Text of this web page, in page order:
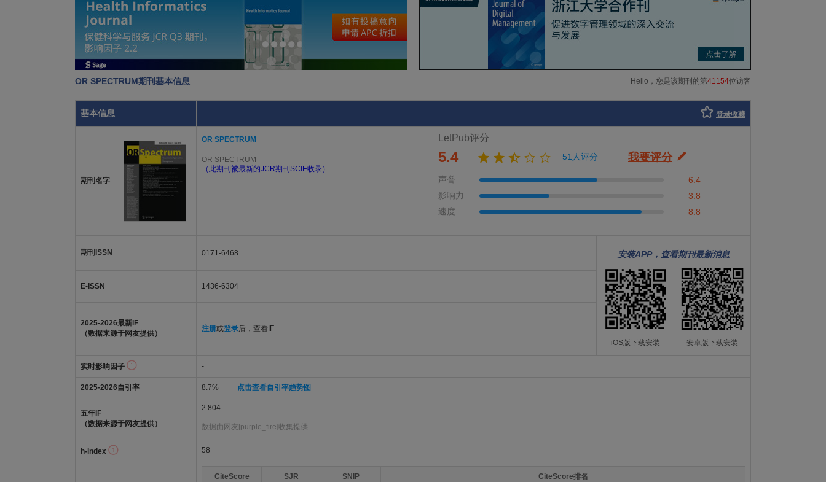
OR SPECTRUM期刊基本信息 Hello，您是该期刊的第41154位访客
基本信息 登录收藏
期刊名字
OR SPECTRUM
OR SPECTRUM
（此期刊被最新的JCR期刊SCIE收录）
LetPub评分
5.4 51人评分 我要评分
声誉
6.4
影响力
3.8
速度
8.8
期刊ISSN 0171-6468 安装APP，查看期刊最新消息
iOS版下载安装 安卓版下载安装
E-ISSN 1436-6304
2025-2026最新IF
（数据来源于网友提供）
注册或登录后，查看IF
实时影响因子 -
2025-2026自引率 8.7% 点击查看自引率趋势图
五年IF
（数据来源于网友提供）
2.804
数据由网友[purple_fire]收集提供
h-index 58
CiteScore SJR SNIP CiteScore排名